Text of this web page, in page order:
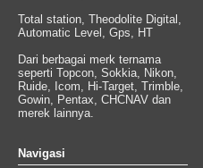
Total station, Theodolite Digital,
Automatic Level, Gps, HT
Dari berbagai merk ternama
seperti Topcon, Sokkia, Nikon,
Ruide, Icom, Hi-Target, Trimble,
Gowin, Pentax, CHCNAV dan
merek lainnya.
Navigasi